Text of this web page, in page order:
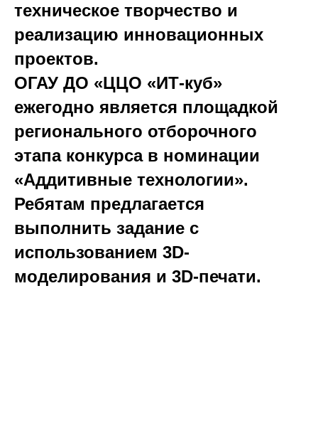
техническое творчество и
реализацию инновационных
проектов.
ОГАУ ДО «ЦЦО «ИТ-куб»
ежегодно является площадкой
регионального отборочного
этапа конкурса в номинации
«Аддитивные технологии».
Ребятам предлагается
выполнить задание с
использованием 3D-
моделирования и 3D-печати.